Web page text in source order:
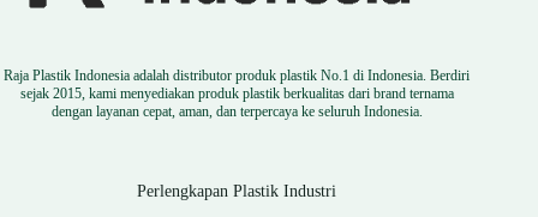
Raja Plastik Indonesia adalah distributor produk plastik No.1 di Indonesia. Berdiri
sejak 2015, kami menyediakan produk plastik berkualitas dari brand ternama
dengan layanan cepat, aman, dan terpercaya ke seluruh Indonesia.
Perlengkapan Plastik Industri